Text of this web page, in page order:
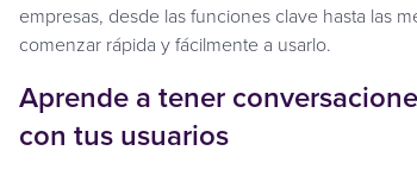
empresas, desde las funciones clave hasta las
comenzar rápida y fácilmente a usarlo.
Aprende a tener
con tus usuarios